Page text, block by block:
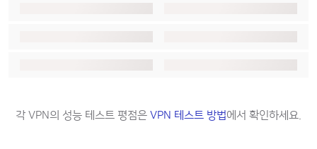
각 VPN의 성능 테스트 평점은 VPN 테스트 방법에서 확인하세요.